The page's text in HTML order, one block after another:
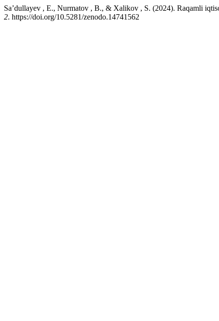
Sa’dullayev , E., Nurmatov , B., & Xalikov , S. (2024). Raqamli
2. https://doi.org/10.5281/zenodo.14741562